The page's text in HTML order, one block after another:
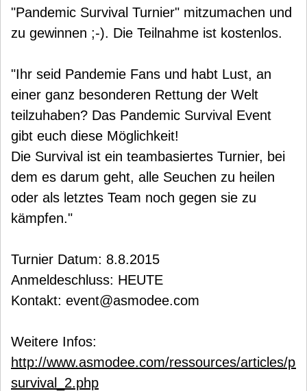
"Pandemic Survival Turnier" mitzumachen und
zu gewinnen ;-). Die Teilnahme ist kostenlos.
"Ihr seid Pandemie Fans und habt Lust, an
einer ganz besonderen Rettung der Welt
teilzuhaben? Das Pandemic Survival Event
gibt euch diese Möglichkeit!
Die Survival ist ein teambasiertes Turnier, bei
dem es darum geht, alle Seuchen zu heilen
oder als letztes Team noch gegen sie zu
kämpfen."
Turnier Datum: 8.8.2015
Anmeldeschluss: HEUTE
Kontakt: event@asmodee.com
Weitere Infos:
http://www.asmodee.com/ressources/articles/
survival_2.php